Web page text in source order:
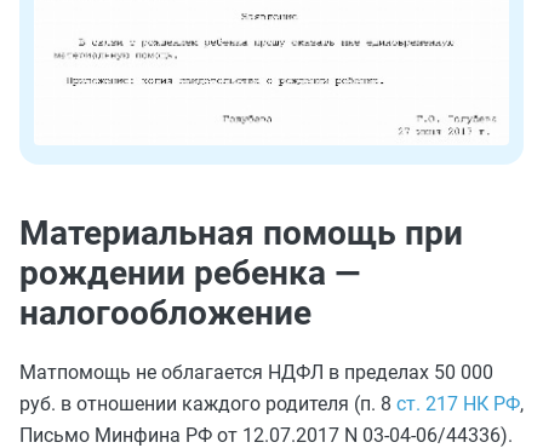
Материальная помощь при
рождении ребенка —
налогообложение
Матпомощь не облагается НДФЛ в пределах 50 000
руб. в отношении каждого родителя (п. 8 ст. 217 НК РФ,
Письмо Минфина РФ от 12.07.2017 N 03-04-06/44336).